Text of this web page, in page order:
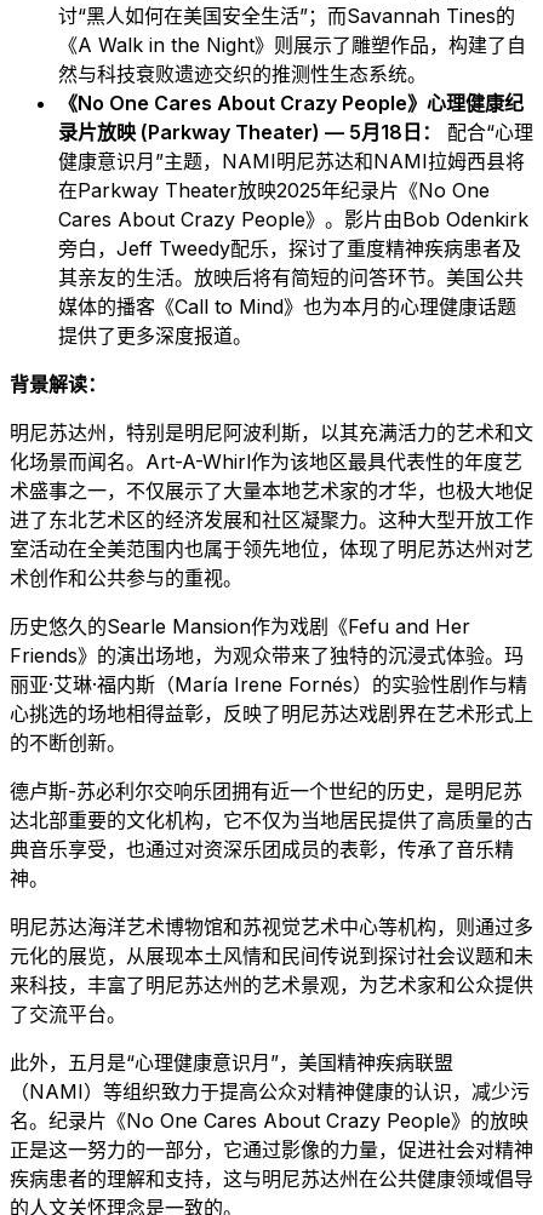
讨“黑人如何在美国安全生活”；而Savannah Tines的
《A Walk in the Night》则展示了雕塑作品，构建了自
然与科技衰败遗迹交织的推测性生态系统。
《No One Cares About Crazy People》心理健康纪
录片放映 (Parkway Theater) — 5月18日：
配合“心理
健康意识月”主题，NAMI明尼苏达和NAMI拉姆西县将
在Parkway Theater放映2025年纪录片《No One
Cares About Crazy People》。影片由Bob Odenkirk
旁白，Jeff Tweedy配乐，探讨了重度精神疾病患者及
其亲友的生活。放映后将有简短的问答环节。美国公共
媒体的播客《Call to Mind》也为本月的心理健康话题
提供了更多深度报道。
背景解读：
明尼苏达州，特别是明尼阿波利斯，以其充满活力的艺术和文
化场景而闻名。Art-A-Whirl作为该地区最具代表性的年度艺
术盛事之一，不仅展示了大量本地艺术家的才华，也极大地促
进了东北艺术区的经济发展和社区凝聚力。这种大型开放工作
室活动在全美范围内也属于领先地位，体现了明尼苏达州对艺
术创作和公共参与的重视。
历史悠久的Searle Mansion作为戏剧《Fefu and Her
Friends》的演出场地，为观众带来了独特的沉浸式体验。玛
丽亚·艾琳·福内斯（María Irene Fornés）的实验性剧作与精
心挑选的场地相得益彰，反映了明尼苏达戏剧界在艺术形式上
的不断创新。
德卢斯-苏必利尔交响乐团拥有近一个世纪的历史，是明尼苏
达北部重要的文化机构，它不仅为当地居民提供了高质量的古
典音乐享受，也通过对资深乐团成员的表彰，传承了音乐精
神。
明尼苏达海洋艺术博物馆和苏视觉艺术中心等机构，则通过多
元化的展览，从展现本土风情和民间传说到探讨社会议题和未
来科技，丰富了明尼苏达州的艺术景观，为艺术家和公众提供
了交流平台。
此外，五月是“心理健康意识月”，美国精神疾病联盟
（NAMI）等组织致力于提高公众对精神健康的认识，减少污
名。纪录片《No One Cares About Crazy People》的放映
正是这一努力的一部分，它通过影像的力量，促进社会对精神
疾病患者的理解和支持，这与明尼苏达州在公共健康领域倡导
的人文关怀理念是一致的。